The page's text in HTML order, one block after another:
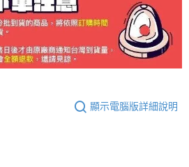
顯示電腦版詳細說明